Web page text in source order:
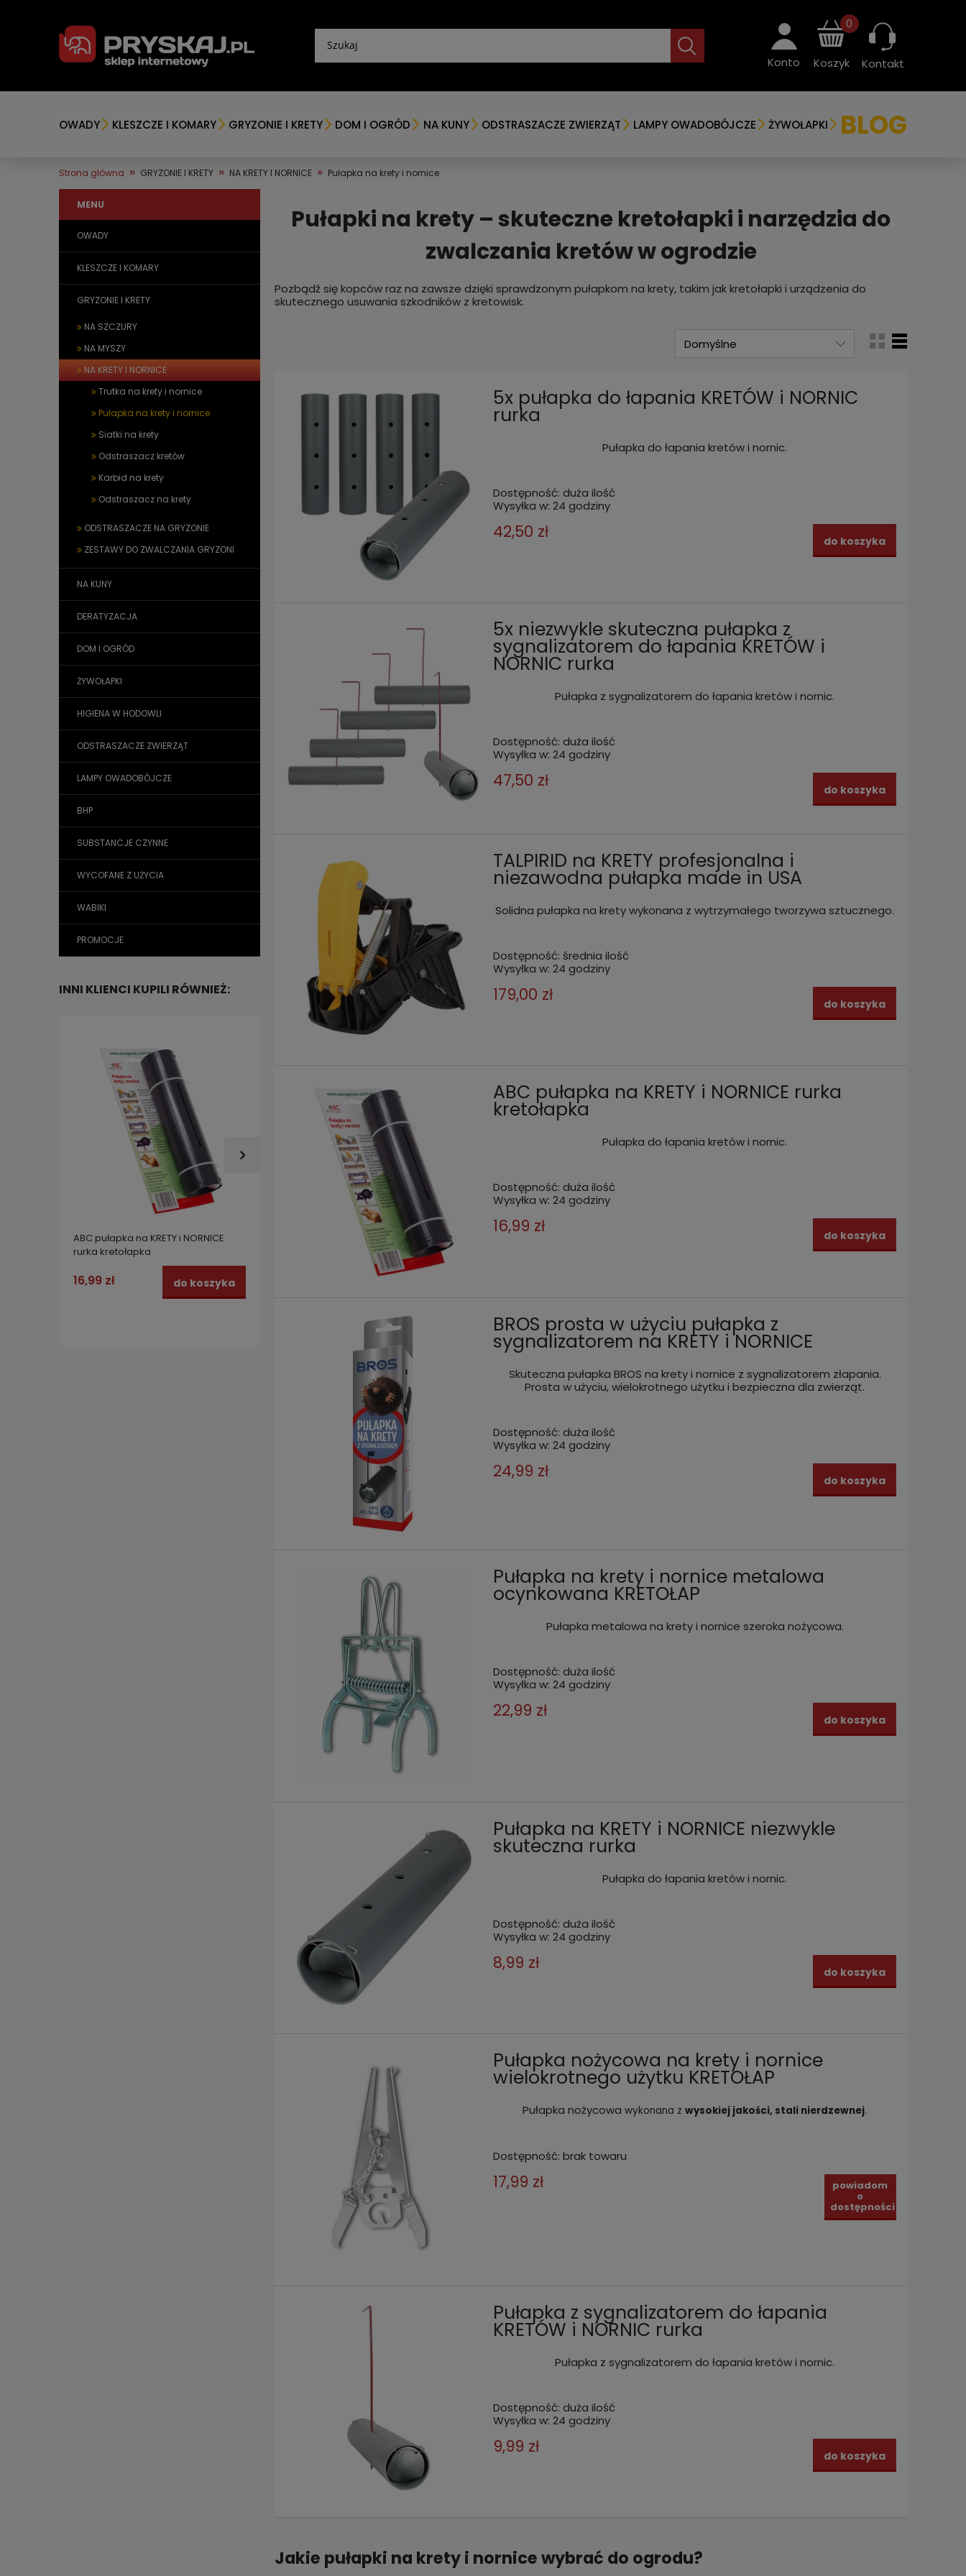
Konto Koszyk
0
Kontakt
OWADY KLESZCZE I KOMARY GRYZONIE I KRETY DOM I OGRÓD NA KUNY ODSTRASZACZE ZWIERZĄT LAMPY OWADOBÓJCZE ŻYWOŁAPKI BLOG
Strona główna » GRYZONIE I KRETY » NA KRETY I NORNICE » Pułapka na krety i nornice
MENU
OWADY
KLESZCZE I KOMARY
GRYZONIE I KRETY
NA SZCZURY
NA MYSZY
NA KRETY I NORNICE
Trutka na krety i nornice
Pułapka na krety i nornice
Siatki na krety
Odstraszacz kretów
Karbid na krety
Odstraszacz na krety
ODSTRASZACZE NA GRYZONIE
ZESTAWY DO ZWALCZANIA GRYZONI
NA KUNY
DERATYZACJA
DOM I OGRÓD
ŻYWOŁAPKI
HIGIENA W HODOWLI
ODSTRASZACZE ZWIERZĄT
LAMPY OWADOBÓJCZE
BHP
SUBSTANCJE CZYNNE
WYCOFANE Z UŻYCIA
WABIKI
PROMOCJE
INNI KLIENCI KUPILI RÓWNIEŻ:
ABC pułapka na KRETY i NORNICE
rurka kretołapka
16,99 zł do koszyka
5x niezwykle skuteczna pułapka z
sygnalizatorem do łapania KRETÓW i
5x pułapka do łapania KRETÓW i
Pułapka z sygnalizatorem do
łapania KRETÓW i NORNIC rurka
Pułapki na krety – skuteczne kretołapki i narzędzia do
zwalczania kretów w ogrodzie
Pozbądź się kopców raz na zawsze dzięki sprawdzonym pułapkom na krety, takim jak kretołapki i urządzenia do
skutecznego usuwania szkodników z kretowisk.
5x pułapka do łapania KRETÓW i NORNIC
rurka
Pułapka do łapania kretów i nornic.
Dostępność: duża ilość
Wysyłka w: 24 godziny
42,50 zł do koszyka
5x niezwykle skuteczna pułapka z
sygnalizatorem do łapania KRETÓW i
NORNIC rurka
Pułapka z sygnalizatorem do łapania kretów i nornic.
Dostępność: duża ilość
Wysyłka w: 24 godziny
47,50 zł do koszyka
TALPIRID na KRETY profesjonalna i
niezawodna pułapka made in USA
Solidna pułapka na krety wykonana z wytrzymałego tworzywa sztucznego.
Dostępność: średnia ilość
Wysyłka w: 24 godziny
179,00 zł do koszyka
ABC pułapka na KRETY i NORNICE rurka
kretołapka
Pułapka do łapania kretów i nornic.
Dostępność: duża ilość
Wysyłka w: 24 godziny
16,99 zł do koszyka
BROS prosta w użyciu pułapka z
sygnalizatorem na KRETY i NORNICE
Skuteczna pułapka BROS na krety i nornice z sygnalizatorem złapania.
Prosta w użyciu, wielokrotnego użytku i bezpieczna dla zwierząt.
Dostępność: duża ilość
Wysyłka w: 24 godziny
24,99 zł do koszyka
Pułapka na krety i nornice metalowa
ocynkowana KRETOŁAP
Pułapka metalowa na krety i nornice szeroka nożycowa.
Dostępność: duża ilość
Wysyłka w: 24 godziny
22,99 zł do koszyka
Pułapka na KRETY i NORNICE niezwykle
skuteczna rurka
Pułapka do łapania kretów i nornic.
Dostępność: duża ilość
Wysyłka w: 24 godziny
8,99 zł do koszyka
Pułapka nożycowa na krety i nornice
wielokrotnego użytku KRETOŁAP
Pułapka nożycowawykonana zwysokiej jakości, stali nierdzewnej.
Dostępność: brak towaru
17,99 zł powiadom
o
dostępności
Pułapka z sygnalizatorem do łapania
KRETÓW i NORNIC rurka
Pułapka z sygnalizatorem do łapania kretów i nornic.
Dostępność: duża ilość
Wysyłka w: 24 godziny
9,99 zł do koszyka
Jakie pułapki na krety i nornice wybrać do ogrodu?